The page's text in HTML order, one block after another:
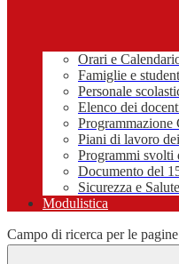
Orari e
Famiglie e
Personale
Elenco dei
Programmazione
Piani di lavoro
Programmi svolti
Documento del
Sicurezza e Salute
Modulistica
Campo di ricerca per le